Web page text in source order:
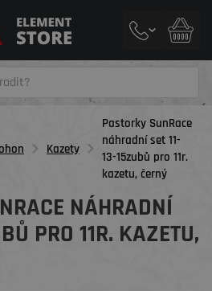
Kazety
Pastorky SunRace
náhradní set 11-
13-15zubů pro 11r.
kazetu, černý
NÁHRADNÍ
PRO 11R. KAZETU,